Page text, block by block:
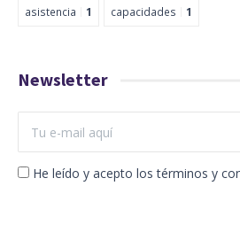
asistencia 1 capacidades 1
Newsletter
He leído y acepto los términos y